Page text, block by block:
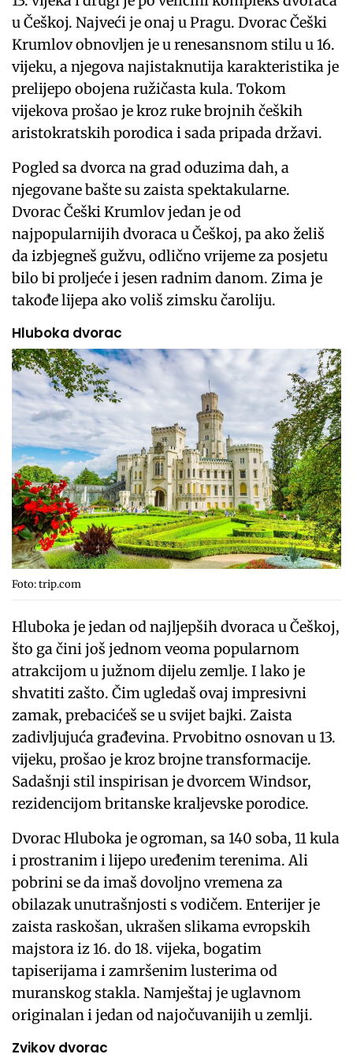
u Češkoj. Najveći je onaj u Pragu. Dvorac Češki
Krumlov obnovljen je u renesansnom stilu u 16.
vijeku, a njegova najistaknutija karakteristika je
prelijepo obojena ružičasta kula. Tokom
vijekova prošao je kroz ruke brojnih čeških
aristokratskih porodica i sada pripada državi.
Pogled sa dvorca na grad oduzima dah, a
njegovane bašte su zaista spektakularne.
Dvorac Češki Krumlov jedan je od
najpopularnijih dvoraca u Češkoj, pa ako želiš
da izbjegneš gužvu, odlično vrijeme za posjetu
bilo bi proljeće i jesen radnim danom. Zima je
takođe lijepa ako voliš zimsku čaroliju.
Hluboka dvorac
Foto: trip.com
Hluboka je jedan od najljepših dvoraca u Češkoj,
što ga čini još jednom veoma popularnom
atrakcijom u južnom dijelu zemlje. I lako je
shvatiti zašto. Čim ugledaš ovaj impresivni
zamak, prebacićeš se u svijet bajki. Zaista
zadivljujuća građevina. Prvobitno osnovan u 13.
vijeku, prošao je kroz brojne transformacije.
Sadašnji stil inspirisan je dvorcem Windsor,
rezidencijom britanske kraljevske porodice.
Dvorac Hluboka je ogroman, sa 140 soba, 11 kula
i prostranim i lijepo uređenim terenima. Ali
pobrini se da imaš dovoljno vremena za
obilazak unutrašnjosti s vodičem. Enterijer je
zaista raskošan, ukrašen slikama evropskih
majstora iz 16. do 18. vijeka, bogatim
tapiserijama i zamršenim lusterima od
muranskog stakla. Namještaj je uglavnom
originalan i jedan od najočuvanijih u zemlji.
Zvikov dvorac